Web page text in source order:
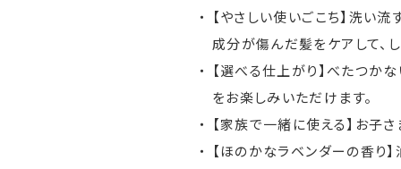
【やさしい使いごこち】洗い
成分が傷んだ髪をケアして、
【選べる仕上がり】べたつか
をお楽しみいただけます。
【家族で一緒に使える】お子
【ほのかなラベンダーの香り